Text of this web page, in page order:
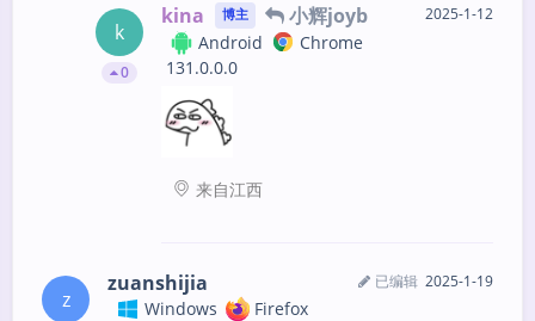
k
0
kina 博主 小辉joyb
Android
Chrome
131.0.0.0
2025-1-12
来自江西
z
zuanshijia
Windows
Firefox
已编辑 2025-1-19